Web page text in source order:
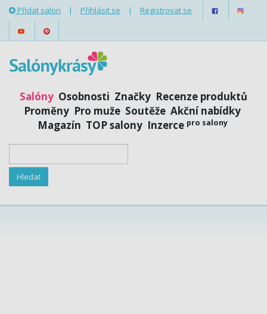
Přidat salon | Přihlásit se | Registrovat se
Salóny Osobnosti Značky Recenze produktů
Proměny Pro muže Soutěže Akční nabídky
Magazín TOP salony Inzerce pro salony